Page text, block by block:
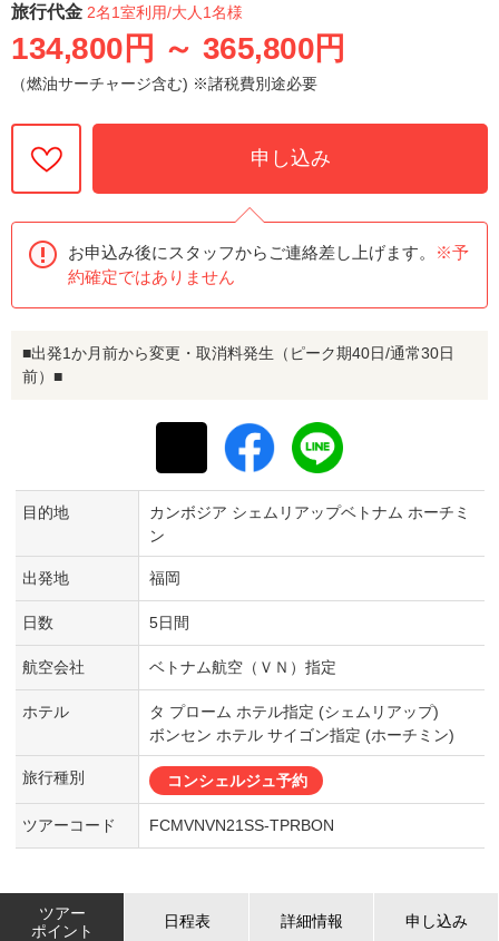
旅行代金 2名1室利用/大人1名様
134,800円 ～ 365,800円
（燃油サーチャージ含む) ※諸税費別途必要
申し込み
お申込み後にスタッフからご連絡差し上げます。
※予
約確定ではありません
■出発1か月前から変更・取消料発生（ピーク期40日/通常30日
前）■
目的地
カンボジア シェムリアップベトナム ホーチミ
ン
出発地 福岡
日数 5日間
航空会社 ベトナム航空（ＶＮ）指定
ホテル
タ プローム ホテル指定 (シェムリアップ)
ボンセン ホテル サイゴン指定 (ホーチミン)
旅行種別 コンシェルジュ予約
ツアーコード FCMVNVN21SS-TPRBON
ツアー
ポイント
日程表 詳細情報 申し込み